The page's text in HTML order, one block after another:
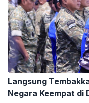
Langsung
Negara Keempat di